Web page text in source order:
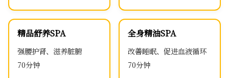
精品舒养SPA
强腰护肾、滋养脏腑
70分钟
全身精油SPA
改善睡眠、促进血液循环
70分钟